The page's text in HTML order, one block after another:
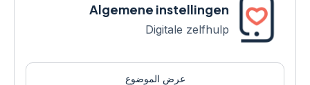
Algemene instellingen
Digitale zelfhulp
عرض الموضوع